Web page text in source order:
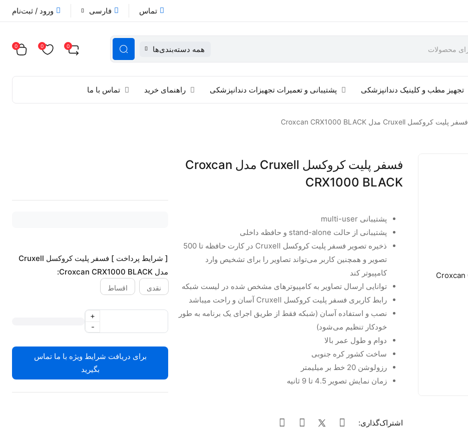
تماس فارسی ورود / ثبت‌نام
همه دسته‌بندی‌ها 0
0
0
تجهیز مطب و کلینیک دندانپزشکی پشتیبانی و تعمیرات تجهیزات دندانپزشکی راهنمای خرید تماس با ما
فسفر پلیت کروکسل Cruxell مدل Croxcan CRX1000 BLACK
فسفر پلیت کروکسل Cruxell مدل Croxcan
CRX1000 BLACK
پشتیبانی multi-user
پشتیبانی از حالت stand-alone و حافظه داخلی
ذخیره تصویر فسفر پلیت کروکسل Cruxell در کارت حافظه تا 500
تصویر و همچنین کاربر می‌تواند تصاویر را برای تشخیص وارد
کامپیوتر کند
توانایی ارسال تصاویر به کامپیوترهای مشخص شده در لیست شبکه
رابط کاربری فسفر پلیت کروکسل Cruxell آسان و راحت میباشد
نصب و استفاده آسان (شبکه فقط از طریق اجرای یک برنامه به طور
خودکار تنظیم می‌شود)
دوام و طول عمر بالا
ساخت کشور کره جنوبی
رزولوشن 20 خط بر میلیمتر
زمان نمایش تصویر 4.5 تا 9 ثانیه
اشتراک‌گذاری:
[ شرایط پرداخت ] فسفر پلیت کروکسل Cruxell
مدل Croxcan CRX1000 BLACK:
نقدی اقساط
-
+
برای دریافت شرایط ویژه با ما تماس
بگیرید